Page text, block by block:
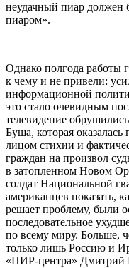
неудачный пиар
пиаром».
Однако полгода работы
к чему и не привели:
информационной
это стало очевидным
телевидение
Буша, которая
лицом стихии и
граждан на произвол
в затопленном Новом
солдат Национальной
американцев показать,
решает проблему, были
последовательное
по всему миру. Больше,
только лишь Россию и
«ПИР-центра» Дмитрий